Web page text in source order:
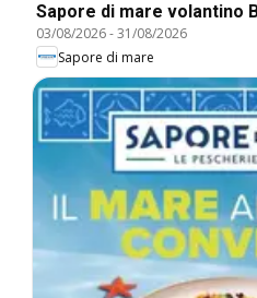
Sapore di mare volantino
03/08/2026-31/08/2026
Sapore di mare